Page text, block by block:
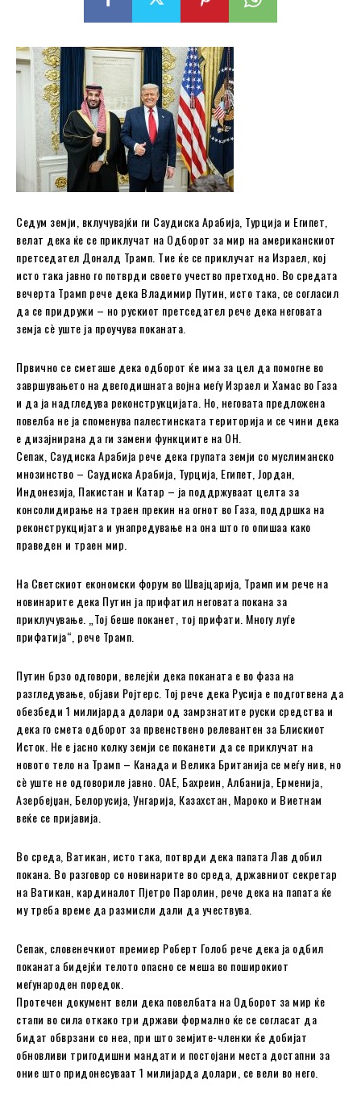
Седум земји, вклучувајќи ги Саудиска Арабија, Турција и Египет,
велат дека ќе се приклучат на Одборот за мир на американскиот
претседател Доналд Трамп. Тие ќе се приклучат на Израел, кој
исто така јавно го потврди своето учество претходно. Во средата
вечерта Трамп рече дека Владимир Путин, исто така, се согласил
да се придружи – но рускиот претседател рече дека неговата
земја сè уште ја проучува поканата.
Првично се сметаше дека одборот ќе има за цел да помогне во
завршувањето на двегодишната војна меѓу Израел и Хамас во Газа
и да ја надгледува реконструкцијата. Но, неговата предложена
повелба не ја споменува палестинската територија и се чини дека
е дизајнирана да ги замени функциите на ОН.
Сепак, Саудиска Арабија рече дека групата земји со муслиманско
мнозинство – Саудиска Арабија, Турција, Египет, Јордан,
Индонезија, Пакистан и Катар – ја поддржуваат целта за
консолидирање на траен прекин на огнот во Газа, поддршка на
реконструкцијата и унапредување на она што го опишаа како
праведен и траен мир.
На Светскиот економски форум во Швајцарија, Трамп им рече на
новинарите дека Путин ја прифатил неговата покана за
приклучување. „Тој беше поканет, тој прифати. Многу луѓе
прифатија“, рече Трамп.
Путин брзо одговори, велејќи дека поканата е во фаза на
разгледување, објави Ројтерс. Тој рече дека Русија е подготвена да
обезбеди 1 милијарда долари од замрзнатите руски средства и
дека го смета одборот за првенствено релевантен за Блискиот
Исток. Не е јасно колку земји се поканети да се приклучат на
новото тело на Трамп – Канада и Велика Британија се меѓу нив, но
сè уште не одговориле јавно. ОАЕ, Бахреин, Албанија, Ерменија,
Азербејџан, Белорусија, Унгарија, Казахстан, Мароко и Виетнам
веќе се пријавија.
Во среда, Ватикан, исто така, потврди дека папата Лав добил
покана. Во разговор со новинарите во среда, државниот секретар
на Ватикан, кардиналот Пјетро Паролин, рече дека на папата ќе
му треба време да размисли дали да учествува.
Сепак, словенечкиот премиер Роберт Голоб рече дека ја одбил
поканата бидејќи телото опасно се меша во поширокиот
меѓународен поредок.
Протечен документ вели дека повелбата на Одборот за мир ќе
стапи во сила откако три држави формално ќе се согласат да
бидат обврзани со неа, при што земјите-членки ќе добијат
обновливи тригодишни мандати и постојани места достапни за
оние што придонесуваат 1 милијарда долари, се вели во него.